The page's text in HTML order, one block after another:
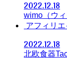
2022.12.18
wimo（ウ
アフィリエ
2022.12.18
北欧食器